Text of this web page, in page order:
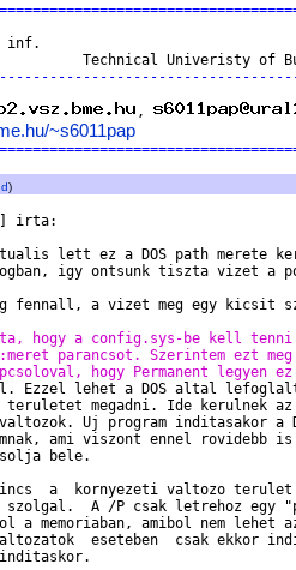
inf.
,
~s6011pap
)
irta:
lett ez a DOS path merete
igy ontsunk tiszta vizet a
fennall, a vizet meg egy kicsit
hogy a config.sys-be kell tenni
parancsot. Szerintem ezt
hogy Permanent legyen
Ezzel lehet a DOS altal
megadni. Ide kerulnek az
Uj program inditasakor a
ami viszont ennel rovidebb
bele.
a  kornyezeti valtozo terulet
A /P csak letrehoz egy
a memoriaban, amibol nem lehet
eseteben  csak ekkor